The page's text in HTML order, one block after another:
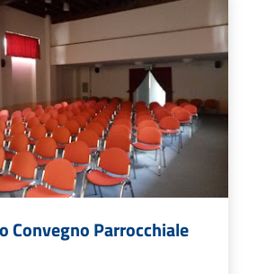
Convegno Parrocchiale